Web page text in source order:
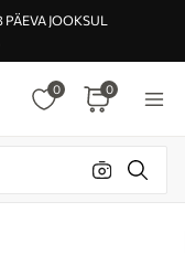
JOOKSUL
0 0